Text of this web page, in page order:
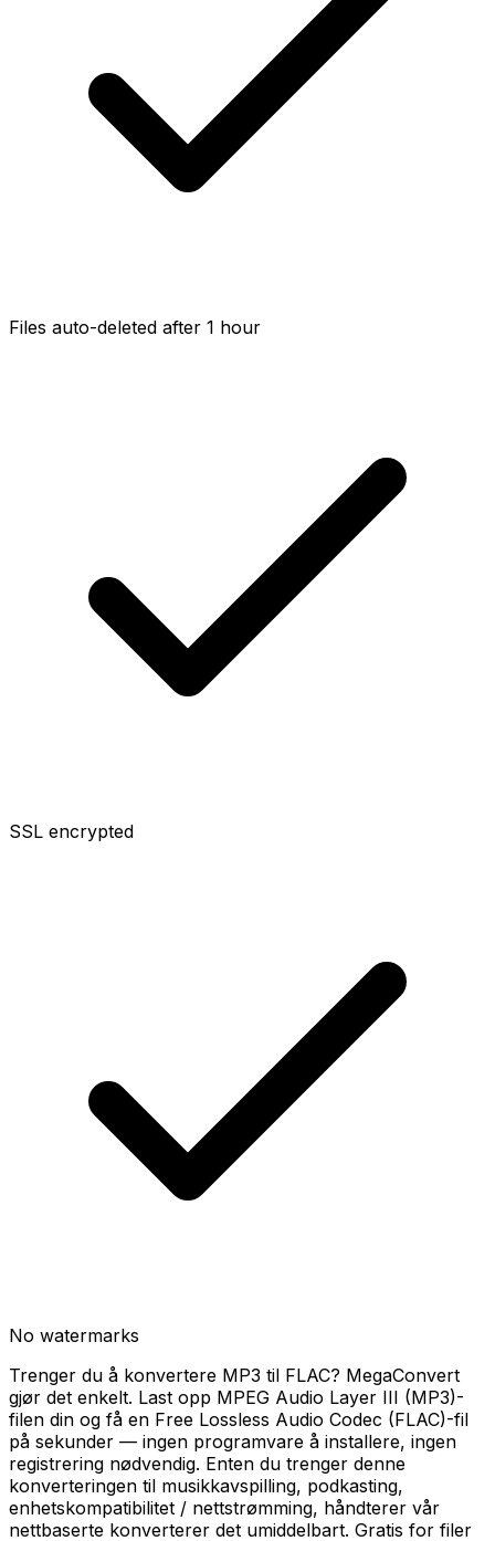
Files auto-deleted after 1 hour
SSL encrypted
No watermarks
Trenger du å konvertere MP3 til FLAC? MegaConvert
gjør det enkelt. Last opp MPEG Audio Layer III (MP3)-
filen din og få en Free Lossless Audio Codec (FLAC)-fil
på sekunder — ingen programvare å installere, ingen
registrering nødvendig. Enten du trenger denne
konverteringen til musikkavspilling, podkasting,
enhetskompatibilitet / nettstrømming, håndterer vår
nettbaserte konverterer det umiddelbart. Gratis for filer